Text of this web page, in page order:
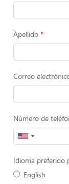
Apellido
Correo
Número de
Idioma preferido
English